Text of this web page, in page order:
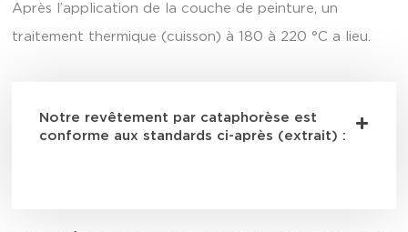
Après l’application de la couche de peinture, un
traitement thermique (cuisson) à 180 à 220 °C a lieu.
Notre revêtement par cataphorèse est
conforme aux standards ci-après (extrait) :